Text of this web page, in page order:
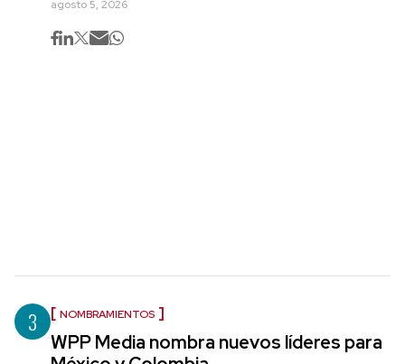
agosto 5, 2026
3 NOMBRAMIENTOS
WPP Media nombra nuevos líderes para